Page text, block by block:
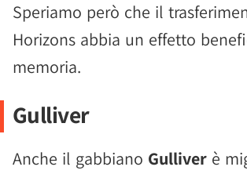
Speriamo però che il
Horizons abbia un effetto
memoria.
Gulliver
Anche il gabbiano Gulliver è